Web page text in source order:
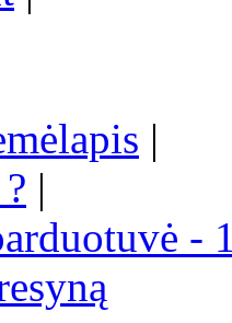
|
|
-